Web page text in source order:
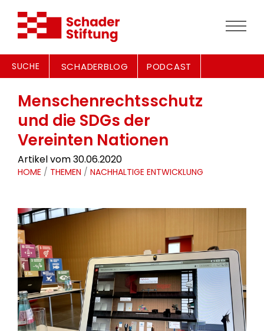
SUCHE SCHADERBLOG PODCAST
Menschenrechtsschutz
und die SDGs der
Vereinten Nationen
Artikel vom 30.06.2020
HOME / THEMEN / NACHHALTIGE ENTWICKLUNG